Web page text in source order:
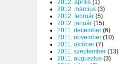
2012. április (1)
2012. március (3)
2012. február (5)
2012. január (15)
2011. december (6)
2011. november (10)
2011. október (7)
2011. szeptember (13)
2011. augusztus (3)